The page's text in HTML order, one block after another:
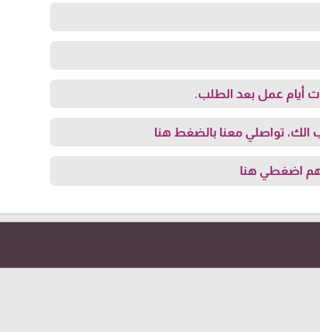
أيام عمل بعد الطلب.
تواصلي معنابالضغط هنا
اضغطي هنا